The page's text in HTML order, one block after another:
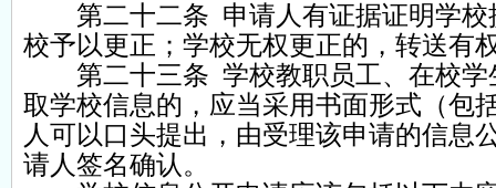
第二十二条 申请人有证据证明学校
校予以更正；学校无权更正的，转送有
第二十三条 学校教职员工、在校学
取学校信息的，应当采用书面形式（包
人可以口头提出，由受理该申请的信息
请人签名确认。